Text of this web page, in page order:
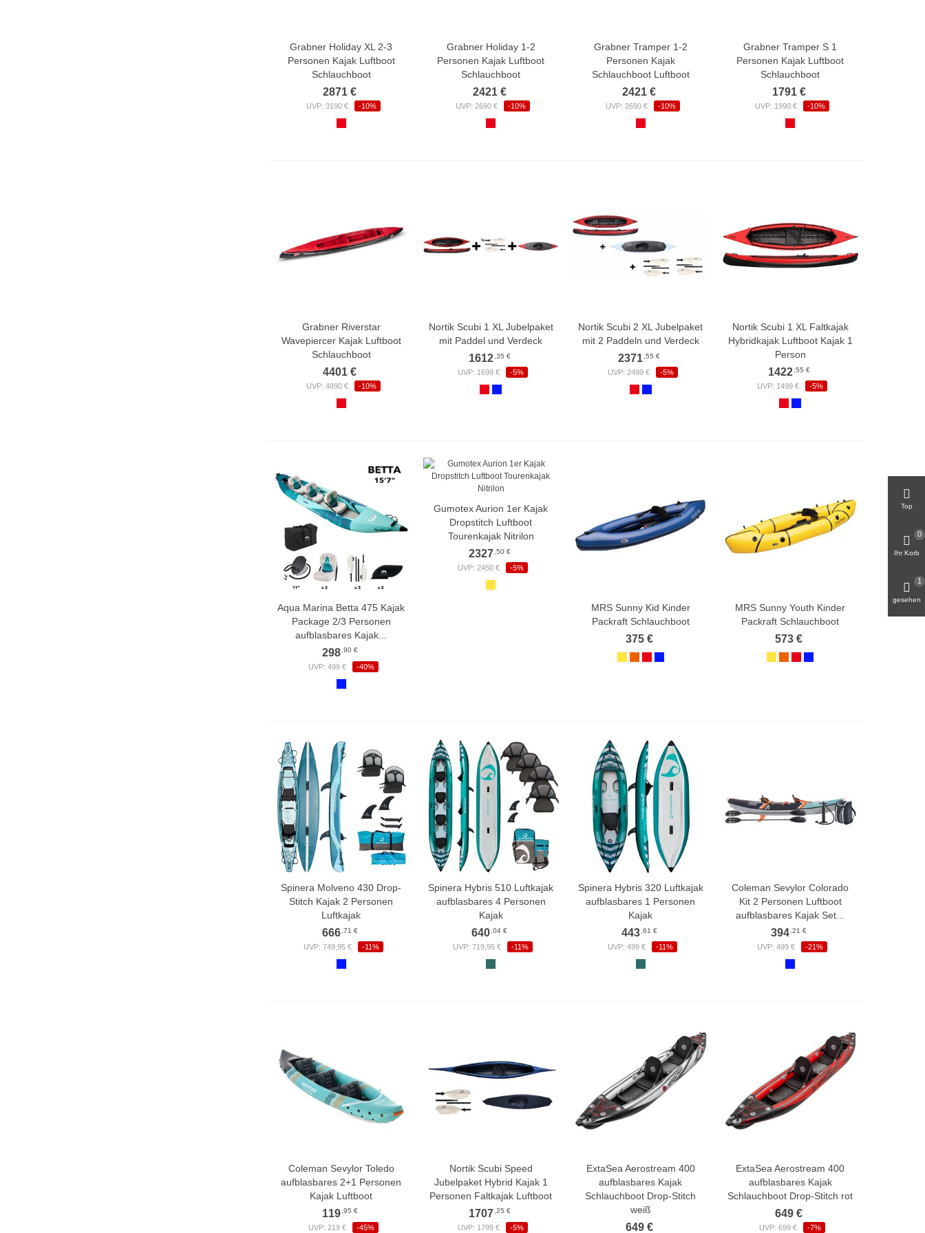
Grabner Holiday XL 2-3
Personen Kajak Luftboot
Schlauchboot
2871 €
UVP: 3190 € -10%
Grabner Holiday 1-2
Personen Kajak Luftboot
Schlauchboot
2421 €
UVP: 2690 € -10%
Grabner Tramper 1-2
Personen Kajak
Schlauchboot Luftboot
2421 €
UVP: 2690 € -10%
Grabner Tramper S 1
Personen Kajak Luftboot
Schlauchboot
1791 €
UVP: 1990 € -10%
Grabner Riverstar
Wavepiercer Kajak Luftboot
Schlauchboot
4401 €
UVP: 4890 € -10%
Nortik Scubi 1 XL Jubelpaket
mit Paddel und Verdeck
1612 ,35 €
UVP: 1699 € -5%
Nortik Scubi 2 XL Jubelpaket
mit 2 Paddeln und Verdeck
2371 ,55 €
UVP: 2499 € -5%
Nortik Scubi 1 XL Faltkajak
Hybridkajak Luftboot Kajak 1
Person
1422 ,55 €
UVP: 1499 € -5%
Aqua Marina Betta 475 Kajak
Package 2/3 Personen
aufblasbares Kajak...
298 ,90 €
UVP: 499 € -40%
Gumotex Aurion 1er Kajak
Dropstitch Luftboot
Tourenkajak Nitrilon
2327 ,50 €
UVP: 2450 € -5%
MRS Sunny Kid Kinder
Packraft Schlauchboot
375 €
MRS Sunny Youth Kinder
Packraft Schlauchboot
573 €
Spinera Molveno 430 Drop-
Stitch Kajak 2 Personen
Luftkajak
666 ,71 €
UVP: 749,95 € -11%
Spinera Hybris 510 Luftkajak
aufblasbares 4 Personen
Kajak
640 ,04 €
UVP: 719,95 € -11%
Spinera Hybris 320 Luftkajak
aufblasbares 1 Personen
Kajak
443 ,61 €
UVP: 499 € -11%
Coleman Sevylor Colorado
Kit 2 Personen Luftboot
aufblasbares Kajak Set...
394 ,21 €
UVP: 499 € -21%
Coleman Sevylor Toledo
aufblasbares 2+1 Personen
Kajak Luftboot
119 ,95 €
UVP: 219 € -45%
Nortik Scubi Speed
Jubelpaket Hybrid Kajak 1
Personen Faltkajak Luftboot
1707 ,25 €
UVP: 1799 € -5%
ExtaSea Aerostream 400
aufblasbares Kajak
Schlauchboot Drop-Stitch
weiß
649 €
ExtaSea Aerostream 400
aufblasbares Kajak
Schlauchboot Drop-Stitch rot
649 €
UVP: 699 € -7%
Top
Ihr Korb
0
gesehen
1